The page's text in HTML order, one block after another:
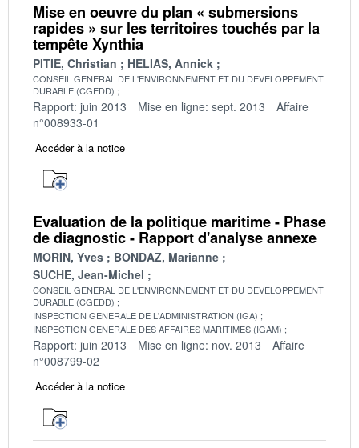
Mise en oeuvre du plan « submersions
rapides » sur les territoires touchés par la
tempête Xynthia
PITIE, Christian HELIAS, Annick
CONSEIL GENERAL DE L'ENVIRONNEMENT ET DU DEVELOPPEMENT
DURABLE (CGEDD)
Rapport: juin 2013 Mise en ligne: sept. 2013
Affaire
n°008933-01
Accéder à la notice
Evaluation de la politique maritime - Phase
de diagnostic - Rapport d'analyse annexe
MORIN, Yves
BONDAZ, Marianne
SUCHE, Jean-Michel
CONSEIL GENERAL DE L'ENVIRONNEMENT ET DU DEVELOPPEMENT
DURABLE (CGEDD)
INSPECTION GENERALE DE L'ADMINISTRATION (IGA)
INSPECTION GENERALE DES AFFAIRES MARITIMES (IGAM)
Rapport: juin 2013 Mise en ligne: nov. 2013
Affaire
n°008799-02
Accéder à la notice